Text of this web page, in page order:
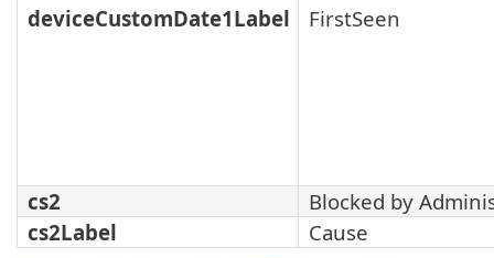
deviceCustomDate1Label FirstSeen
cs2
Blocked by
cs2Label
Cause